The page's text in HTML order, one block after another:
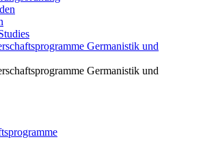
Germanistik und
Germanistik und